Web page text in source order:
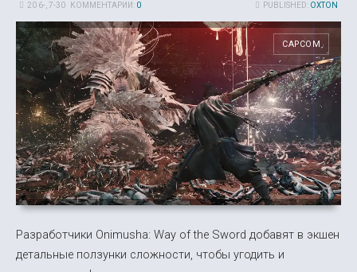
PUBLISHED: OXTON
20 6-, 7-30 КОММЕНТАРИИ: 0
CAPCOM
Разработчики Onimusha: Way of the Sword добавят в экшен
детальные ползунки сложности, чтобы угодить и